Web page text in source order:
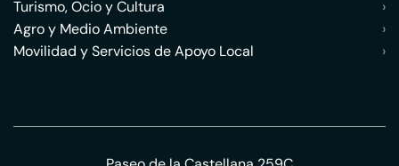
Turismo, Ocio y Cultura
›
Agro y Medio Ambiente
›
Movilidad y Servicios de Apoyo Local
›